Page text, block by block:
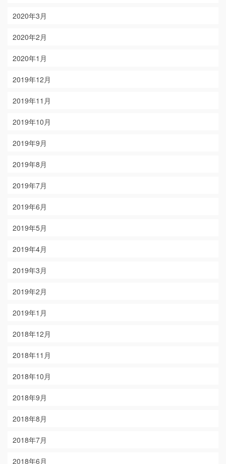
2020年3月
2020年2月
2020年1月
2019年12月
2019年11月
2019年10月
2019年9月
2019年8月
2019年7月
2019年6月
2019年5月
2019年4月
2019年3月
2019年2月
2019年1月
2018年12月
2018年11月
2018年10月
2018年9月
2018年8月
2018年7月
2018年6月